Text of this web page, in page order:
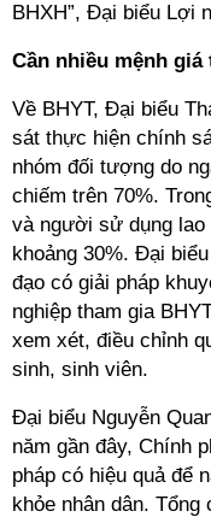
BHXH”, Đại biểu Lợi
Cần nhiều mệnh giá
Về BHYT, Đại biểu
sát thực hiện chính
nhóm đối tượng do
chiếm trên 70%.
và người sử dụng lao
khoảng 30%. Đại
đạo có giải pháp
nghiệp tham gia
xem xét, điều chỉnh
sinh, sinh viên.
Đại biểu Nguyễn
năm gần đây, Chính
pháp có hiệu quả để
khỏe nhân dân.